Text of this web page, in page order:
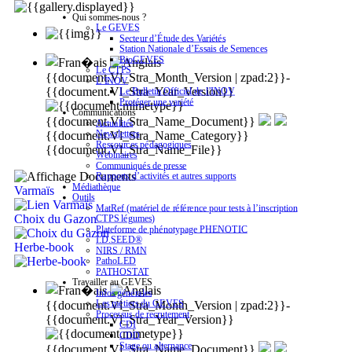
{{document.Vl_Stra_Month_Version | zpad:2}}-
{{document.Vl_Stra_Year_Version}}
{{document.Vl_Stra_Name_Document}}
{{document.Vl_Stra_Name_Category}}
{{document.Vl_Stra_Name_File}}
Varmaïs
Choix du Gazon
Herbe-book
{{document.Vl_Stra_Month_Version | zpad:2}}-
{{document.Vl_Stra_Year_Version}}
Qui sommes-nous ?
Le GEVES
Secteur d’Étude des Variétés
Station Nationale d’Essais de Semences
BioGEVES
Le CTPS
L’INOV
Le Bulletin Officiel de l’INOV
Protéger une variété
Communications
Actualités
Newsletters
Ressources pédagogiques
Webinaires
Communiqués de presse
Rapports d’activités et autres supports
Médiathèque
Outils
MatRef (matériel de référence pour tests à l’inscription
CTPS légumes)
Plateforme de phénotypage PHENOTIC
I.D.SEED®
NIRS / RMN
PathoLED
PATHOSTAT
Travailler au GEVES
Infos générales
Les métiers du GEVES
Processus de recrutement
CDI
CDD
Stage ou alternance